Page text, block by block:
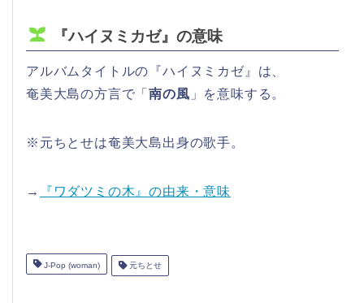
『ハイヌミカゼ』の意味
アルバムタイトルの『ハイヌミカゼ』は、
奄美大島の方言で「南の風 」を意味する。
※元ちとせは奄美大島出身の歌手。
→ 『ワダツミの木』の由来・意味
J-Pop (woman) 元ちとせ